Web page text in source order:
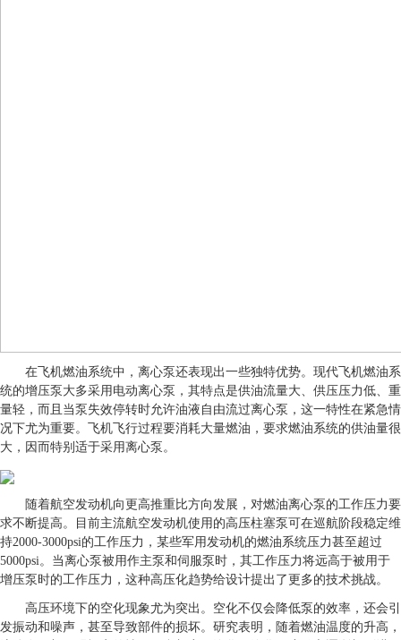
在飞机燃油系统中，离心泵还表现出一些独特优势。现代飞机燃油系
统的增压泵大多采用电动离心泵，其特点是供油流量大、供压压力低、重
量轻，而且当泵失效停转时允许油液自由流过离心泵，这一特性在紧急情
况下尤为重要。飞机飞行过程要消耗大量燃油，要求燃油系统的供油量很
大，因而特别适于采用离心泵。
随着航空发动机向更高推重比方向发展，对燃油离心泵的工作压力要
求不断提高。目前主流航空发动机使用的高压柱塞泵可在巡航阶段稳定维
持2000-3000psi的工作压力，某些军用发动机的燃油系统压力甚至超过
5000psi。当离心泵被用作主泵和伺服泵时，其工作压力将远高于被用于
增压泵时的工作压力，这种高压化趋势给设计提出了更多的技术挑战。
高压环境下的空化现象尤为突出。空化不仅会降低泵的效率，还会引
发振动和噪声，甚至导致部件的损坏。研究表明，随着燃油温度的升高，